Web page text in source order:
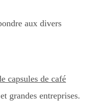
aux divers
capsules de café
grandes entreprises.